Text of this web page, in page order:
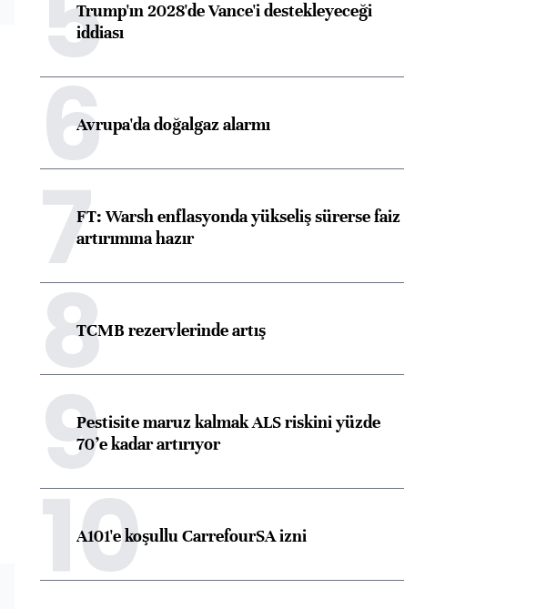
Trump'ın 2028'de Vance'i destekleyeceği
iddiası
6Avrupa'da doğalgaz alarmı
7FT: Warsh enflasyonda yükseliş sürerse faiz
artırımına hazır
8TCMB rezervlerinde artış
9Pestisite maruz kalmak ALS riskini yüzde
70’e kadar artırıyor
10
A101'e koşullu CarrefourSA izni